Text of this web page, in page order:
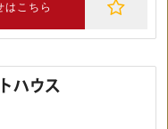
はこちら
ハウス